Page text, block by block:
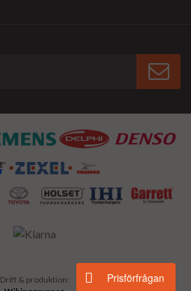
Drift & produktion:
Prisförfrågan